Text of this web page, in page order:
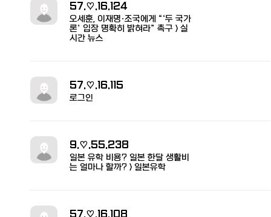
57.♡.16.124
오세훈, 이재명·조국에게 “‘두 국가
론’ 입장 명확히 밝혀라” 촉구 > 실
시간 뉴스
57.♡.16.115
로그인
9.♡.55.238
일본 유학 비용? 일본 한달 생활비
는 얼마나 할까? > 일본유학
57.♡.16.108